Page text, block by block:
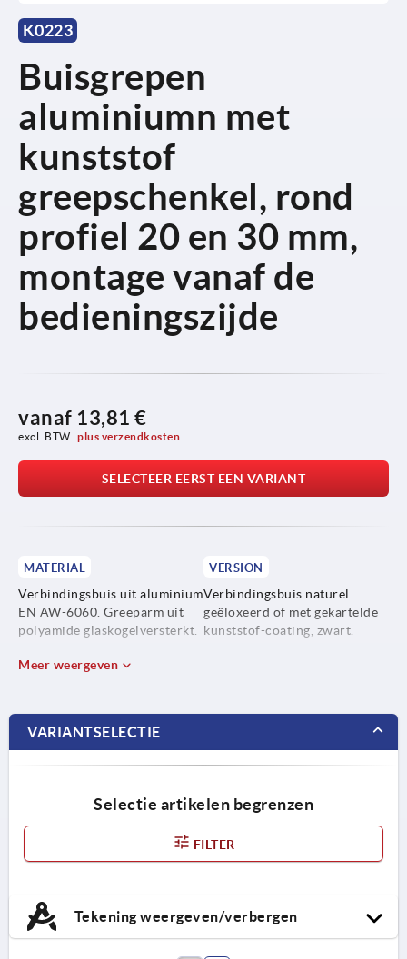
K0223
Buisgrepen
aluminiumn met
kunststof
greepschenkel, rond
profiel 20 en 30 mm,
montage vanaf de
bedieningszijde
vanaf 13,81 €
excl. BTW plus verzendkosten
SELECTEER EERST EEN VARIANT
MATERIAL
Verbindingsbuis uit aluminium
EN AW-6060. Greeparm uit
polyamide glaskogelversterkt.
VERSION
Verbindingsbuis naturel
geëloxeerd of met gekartelde
kunststof-coating, zwart.
Meer weergeven
VARIANTSELECTIE
Selectie artikelen begrenzen
FILTER
Tekening weergeven/verbergen